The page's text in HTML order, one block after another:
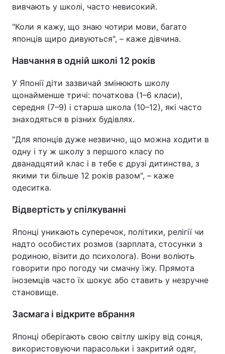
вивчають у школі, часто невисокий.
"Коли я кажу, що знаю чотири мови, багато
японців щиро дивуються", – каже дівчина.
Навчання в одній школі 12 років
У Японії діти зазвичай змінюють школу
щонайменше тричі: початкова (1–6 класи),
середня (7–9) і старша школа (10–12), які часто
знаходяться в різних будівлях.
"Для японців дуже незвично, що можна ходити в
одну і ту ж школу з першого класу по
дванадцятий клас і в тебе є друзі дитинства, з
якими ти більше 12 років разом", – каже
одеситка.
Відвертість у спілкуванні
Японці уникають суперечок, політики, релігії чи
надто особистих розмов (зарплата, стосунки з
родиною, візити до психолога). Вони воліють
говорити про погоду чи смачну їжу. Прямота
іноземців часто їх шокує або ставить у незручне
становище.
Засмага і відкрите вбрання
Японці оберігають свою світлу шкіру від сонця,
використовуючи парасольки і закритий одяг,